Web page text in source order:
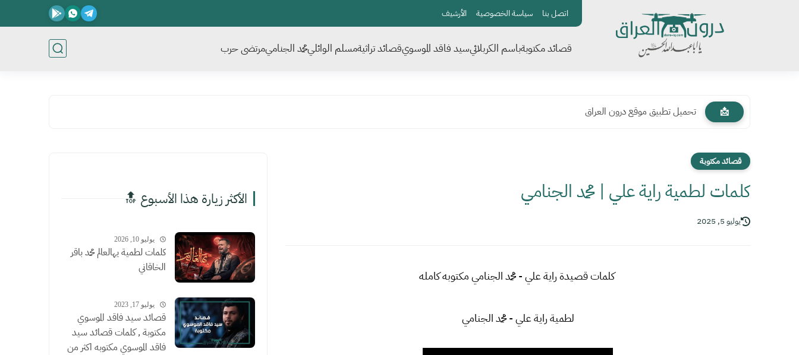
اتصل بنا سياسة الخصوصية الأرشيف
قصائد مكتوبةباسم الكربلائيسيد فاقد الموسويقصائد تراثيةمسلم الوائليمحمد الجناميمرتضى حرب
📩 تحميل تطبيق موقع درون العراق
قصائد مكتوبة
كلمات لطمية راية علي | محمد الجنامي
يوليو 5, 2025
كلمات قصيدة راية علي - محمد الجنامي مكتوبه كامله
لطمية راية علي - محمد الجنامي
الأكثر زيارة هذا الأسبوع 🔝
يوليو 10, 2026
كلمات لطمية يهالعالم محمد باقر
الخاقاني
يوليو 17, 2023
قصائد سيد فاقد الموسوي
مكتوبة , كلمات قصائد سيد
فاقد الموسوي مكتوبه اكثر من